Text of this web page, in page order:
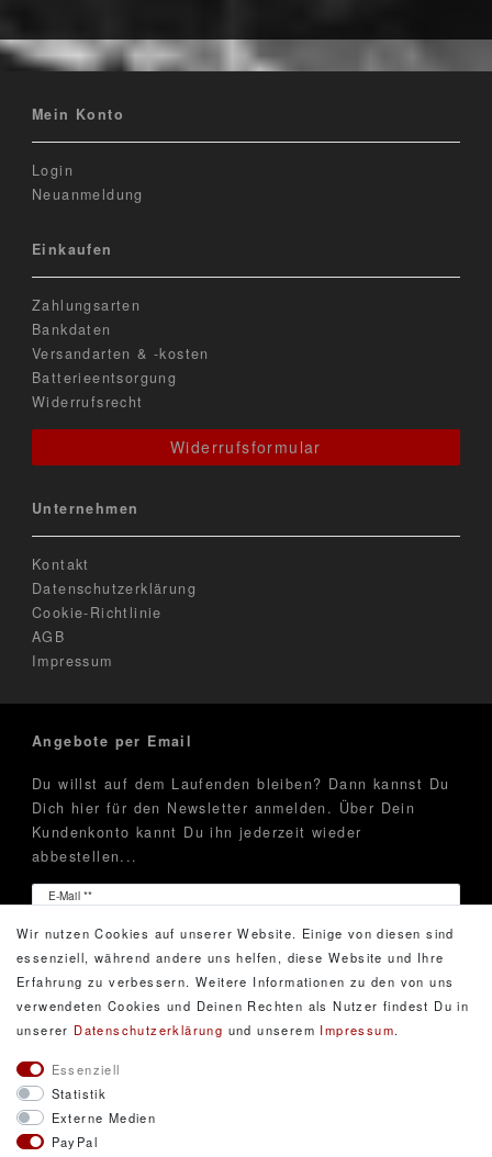
Mein Konto
Login
Neuanmeldung
Einkaufen
Zahlungsarten
Bankdaten
Versandarten & -kosten
Batterieentsorgung
Widerrufsrecht
Widerrufsformular
Unternehmen
Kontakt
Datenschutzerklärung
Cookie-Richtlinie
AGB
Impressum
Angebote per Email
Du willst auf dem Laufenden bleiben? Dann kannst Du
Dich hier für den Newsletter anmelden. Über Dein
Kundenkonto kannt Du ihn jederzeit wieder
abbestellen...
E-Mail **
Newsletter
Hiermit bestätige ich, dass ich die
Daten­schutz­erklärung
gelesen habe. Meine Einwilligung kann ich jederzeit
widerrufen.**
Wir nutzen Cookies auf unserer Website. Einige von diesen sind
essenziell, während andere uns helfen, diese Website und Ihre
Erfahrung zu verbessern. Weitere Informationen zu den von uns
verwendeten Cookies und Deinen Rechten als Nutzer findest Du in
unserer Daten­schutz­erklärung und unserem Impressum.
Essenziell
Statistik
Externe Medien
PayPal